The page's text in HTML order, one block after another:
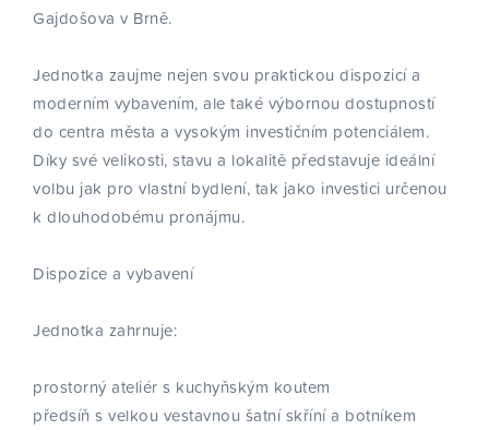
Gajdošova v Brně.
Jednotka zaujme nejen svou praktickou dispozicí a
moderním vybavením, ale také výbornou dostupností
do centra města a vysokým investičním potenciálem.
Díky své velikosti, stavu a lokalitě představuje ideální
volbu jak pro vlastní bydlení, tak jako investici určenou
k dlouhodobému pronájmu.
Dispozice a vybavení
Jednotka zahrnuje:
prostorný ateliér s kuchyňským koutem
předsíň s velkou vestavnou šatní skříní a botníkem